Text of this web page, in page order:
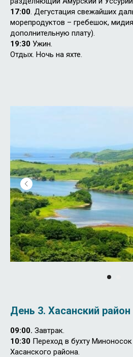
17:00. Дегустация свежайших
морепродуктов – гребешок,
дополнительную плату).
19:30 Ужин.
Отдых. Ночь на яхте.
День 3. Хасанский район
09:00. Завтрак.
10:30 Переход в бухту
Хасанского района.